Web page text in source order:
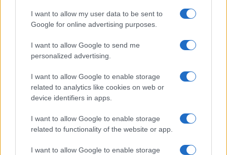
I want to allow my user data to be sent to
Google for online advertising purposes.
I want to allow Google to send me
personalized advertising.
I want to allow Google to enable storage
related to analytics like cookies on web or
device identifiers in apps.
I want to allow Google to enable storage
related to functionality of the website or app.
I want to allow Google to enable storage
all’opposizione nel Consiglio comunale. Un
profilo diverso da quello dabibitaro deigrillini
sinistra . Sicché ci domandiamo se, in caso di
vittoria, veramente egli non finirà per comportarsi
compiutamente come un uomo politico, nel caso
suo come un uomo politico di destra?
Una risposta sembra essersela data
, i cui
preoccupati dirigenti lo bollano come “uno che ha
insultato il centrodestra in continuazione e che